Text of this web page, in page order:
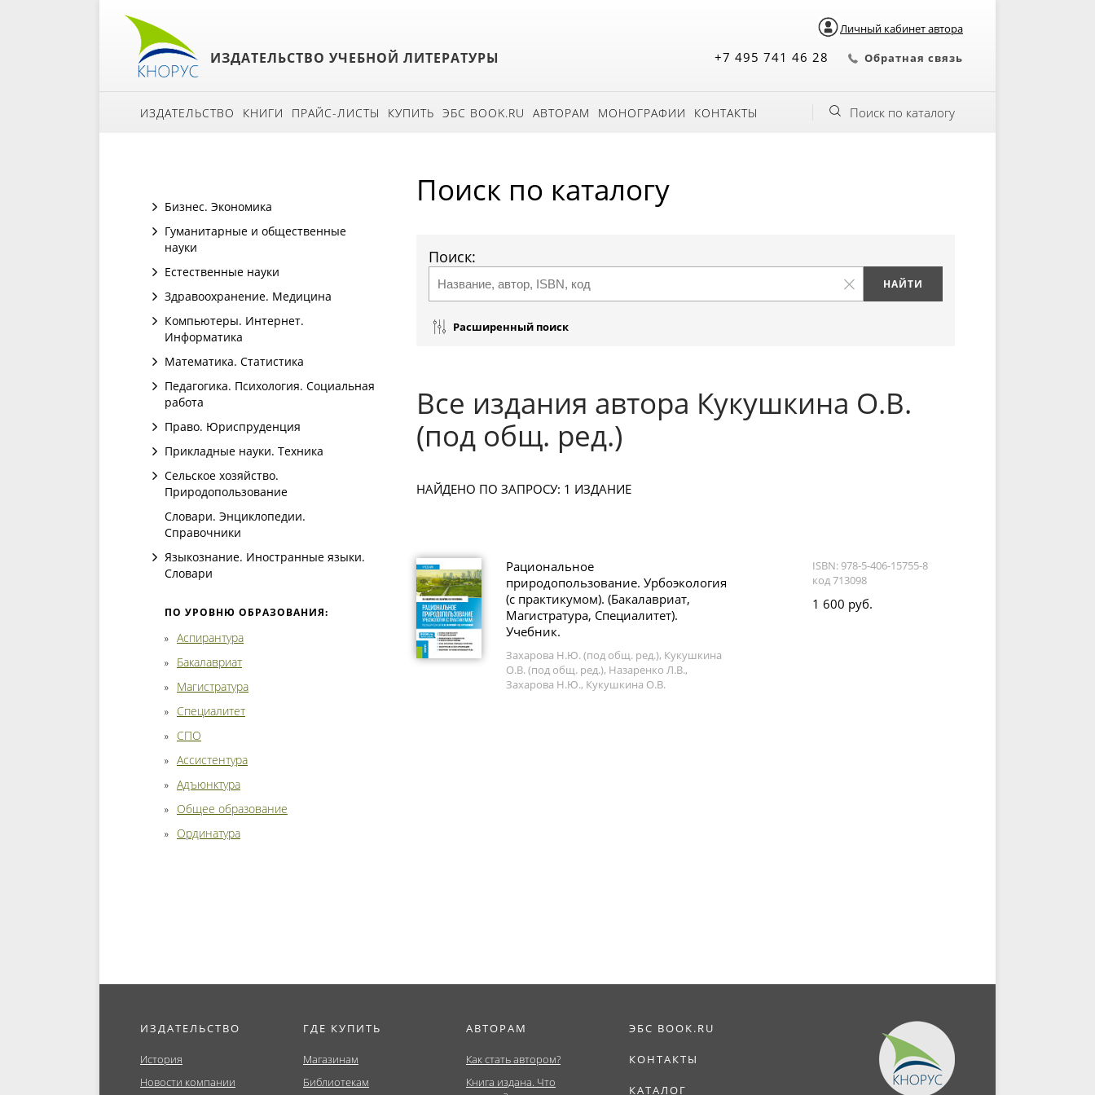
Личный кабинет автора
ИЗДАТЕЛЬСТВО УЧЕБНОЙ ЛИТЕРАТУРЫ +7 495 741 46 28 Обратная связь
ИЗДАТЕЛЬСТВО КНИГИ ПРАЙС-ЛИСТЫ КУПИТЬ ЭБС BOOK.RU АВТОРАМ МОНОГРАФИИ КОНТАКТЫ Поиск по каталогу
Бизнес. Экономика
Гуманитарные и общественные
науки
Естественные науки
Здравоохранение. Медицина
Компьютеры. Интернет.
Информатика
Математика. Статистика
Педагогика. Психология. Социальная
работа
Право. Юриспруденция
Прикладные науки. Техника
Сельское хозяйство.
Природопользование
Словари. Энциклопедии.
Справочники
Языкознание. Иностранные языки.
Словари
ПО УРОВНЮ ОБРАЗОВАНИЯ:
Аспирантура
Бакалавриат
Магистратура
Специалитет
СПО
Ассистентура
Адъюнктура
Общее образование
Ординатура
Поиск по каталогу
Поиск:
Расширенный поиск
Все издания автора Кукушкина О.В.
(под общ. ред.)
НАЙДЕНО ПО ЗАПРОСУ: 1 ИЗДАНИЕ
Рациональное
природопользование. Урбоэкология
(с практикумом). (Бакалавриат,
Магистратура, Специалитет).
Учебник.
Захарова Н.Ю. (под общ. ред.), Кукушкина
О.В. (под общ. ред.), Назаренко Л.В.,
Захарова Н.Ю., Кукушкина О.В.
ISBN: 978-5-406-15755-8
код 713098
1 600 руб.
ИЗДАТЕЛЬСТВО
История
Новости компании
ГДЕ КУПИТЬ
Магазинам
Библиотекам
АВТОРАМ
Как стать автором?
Книга издана. Что
ЭБС BOOK.RU
КОНТАКТЫ
КАТАЛОГ